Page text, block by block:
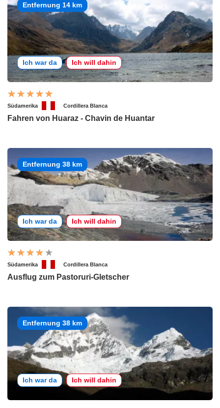
Entfernung 14 km
Ich war da Ich will dahin
Südamerika Cordillera Blanca
Fahren von Huaraz - Chavin de Huantar
Entfernung 38 km
Ich war da Ich will dahin
Südamerika Cordillera Blanca
Ausflug zum Pastoruri-Gletscher
Entfernung 38 km
Ich war da Ich will dahin